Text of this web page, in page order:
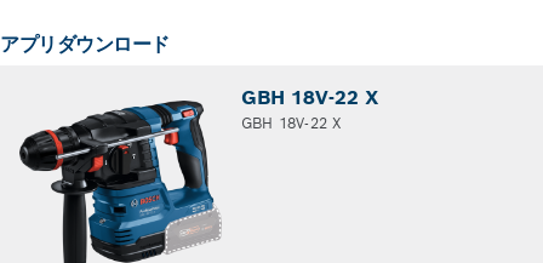
アプリダウンロード
GBH 18V-22 X
GBH 18V-22 X